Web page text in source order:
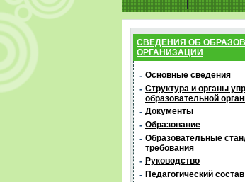
СВЕДЕНИЯ ОБ
ОРГАНИЗАЦИИ
- Основные сведения
- Структура и органы
образовательной
- Документы
- Образование
- Образовательные
требования
- Руководство
- Педагогический состав